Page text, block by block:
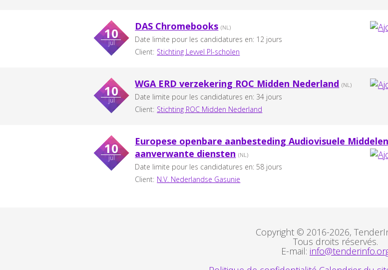
10
jul
DAS Chromebooks (NL)
Date limite pour les candidatures en: 12 jours
Client: Stichting Levvel PI-scholen
10
jul
WGA ERD verzekering ROC Midden Nederland (NL)
Date limite pour les candidatures en: 34 jours
Client: Stichting ROC Midden Nederland
10
jul
Europese openbare aanbesteding Audiovisuele
aanverwante diensten (NL)
Date limite pour les candidatures en: 58 jours
Client: N.V. Nederlandse Gasunie
Copyright © 2016-2026,
Tous droits réservés.
E-mail: